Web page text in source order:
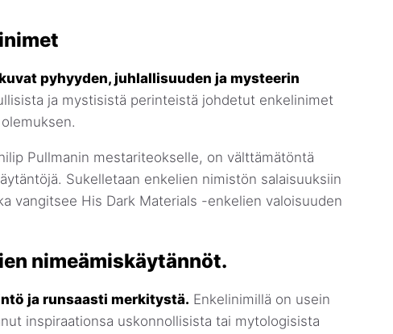
pyhyyden, juhlallisuuden ja mysteerin
ja mystisistä perinteistä johdetut enkelinimet
Pullmanin mestariteokselle, on välttämätöntä
Sukelletaan enkelien nimistön salaisuuksiin
vangitsee His Dark Materials -enkelien valoisuuden
nimeämiskäytännöt.
ja runsaasti merkitystä. Enkelinimillä on usein
inspiraationsa uskonnollisista tai mytologisista